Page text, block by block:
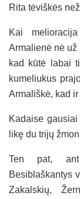
Rita tėviškės
Kai
Armalienė nė už
kad kūtė labai
kumeliukus
Armališkė, kad
Kadaise
likę du trijų
Ten pat, ant
Besiblaškantys
Zakalskių,